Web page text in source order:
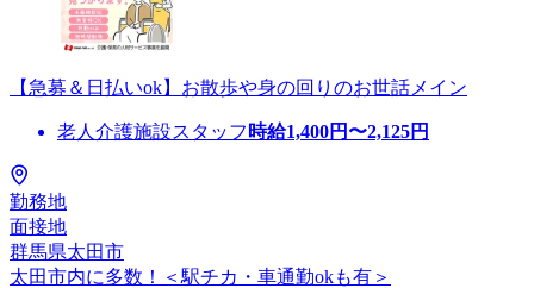
【急募＆日払いok】お散歩や身の回りのお世話メイン
老人介護施設スタッフ 時給1,400円〜2,125円
勤務地
面接地
群馬県太田市
太田市内に多数！＜駅チカ・車通勤okも有＞